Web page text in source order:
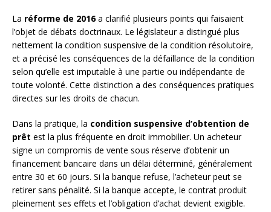
La réforme de 2016a clarifié plusieurs points qui faisaient
l’objet de débats doctrinaux. Le législateur a distingué plus
nettement la condition suspensive de la condition résolutoire,
et a précisé les conséquences de la défaillance de la condition
selon qu’elle est imputable à une partie ou indépendante de
toute volonté. Cette distinction a des conséquences pratiques
directes sur les droits de chacun.
Dans la pratique, la condition suspensive d’obtention de
prêt est la plus fréquente en droit immobilier. Un acheteur
signe un compromis de vente sous réserve d’obtenir un
financement bancaire dans un délai déterminé, généralement
entre 30 et 60 jours. Si la banque refuse, l’acheteur peut se
retirer sans pénalité. Si la banque accepte, le contrat produit
pleinement ses effets et l’obligation d’achat devient exigible.